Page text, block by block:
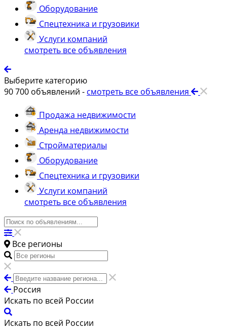
Оборудование
Спецтехника и грузовики
Услуги компаний
смотреть все объявления
Выберите категорию
90 700 объявлений - смотреть все объявления
Продажа недвижимости
Аренда недвижимости
Стройматериалы
Оборудование
Спецтехника и грузовики
Услуги компаний
смотреть все объявления
Все регионы
Россия
Искать по всей России
Искать по всей России